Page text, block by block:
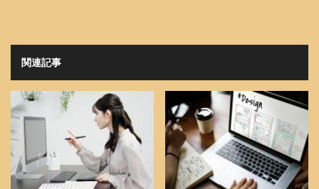
関連記事